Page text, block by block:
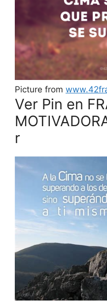
Picture from
Ver Pin en
r